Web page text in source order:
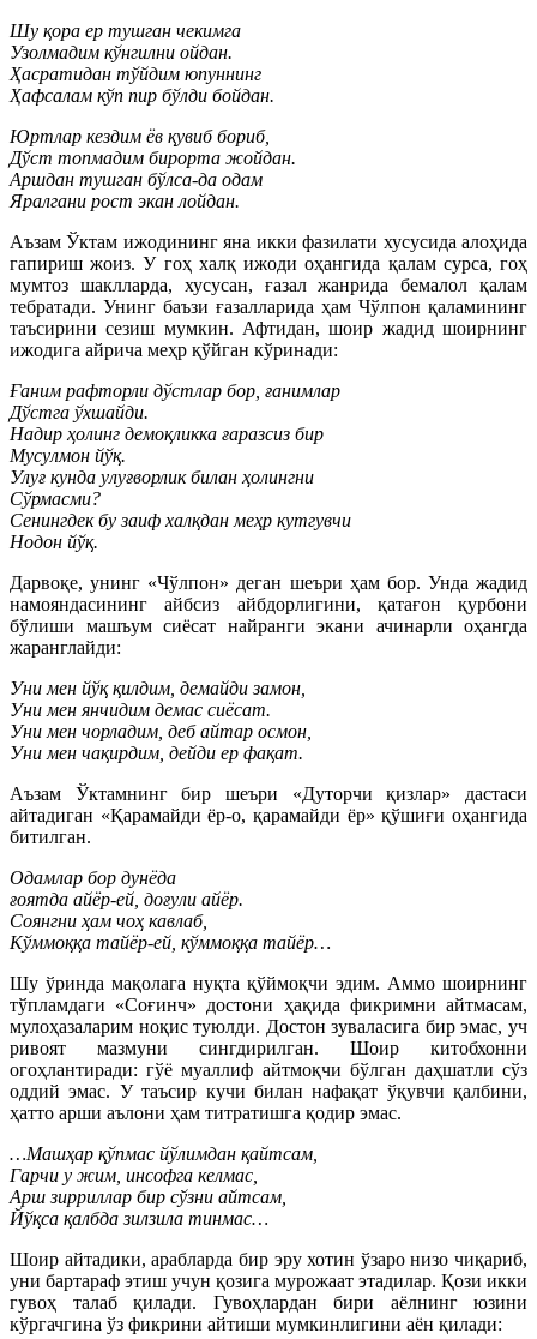
Шу қора ер тушган чекимга
Узолмадим кўнгилни ойдан.
Ҳасратидан тўйдим юпуннинг
Ҳафсалам кўп пир бўлди бойдан.
Юртлар кездим ёв қувиб бориб,
Дўст топмадим бирорта жойдан.
Аршдан тушган бўлса-да одам
Яралгани рост экан лойдан.
Аъзам Ўктам ижодининг яна икки фазилати хусусида алоҳида
гапириш жоиз. У гоҳ халқ ижоди оҳангида қалам сурса, гоҳ
мумтоз шаклларда, хусусан, ғазал жанрида бемалол қалам
тебратади. Унинг баъзи ғазалларида ҳам Чўлпон қаламининг
таъсирини сезиш мумкин. Афтидан, шоир жадид шоирнинг
ижодига айрича меҳр қўйган кўринади:
Ғаним рафторли дўстлар бор, ғанимлар
Дўстга ўхшайди.
Надир ҳолинг демоқликка ғаразсиз бир
Мусулмон йўқ.
Улуғ кунда улуғворлик билан ҳолингни
Сўрмасми?
Сенингдек бу заиф халқдан меҳр кутгувчи
Нодон йўқ.
Дарвоқе, унинг «Чўлпон» деган шеъри ҳам бор. Унда жадид
намояндасининг айбсиз айбдорлигини, қатағон қурбони
бўлиши машъум сиёсат найранги экани ачинарли оҳангда
жаранглайди:
Уни мен йўқ қилдим, демайди замон,
Уни мен янчидим демас сиёсат.
Уни мен чорладим, деб айтар осмон,
Уни мен чақирдим, дейди ер фақат.
Аъзам Ўктамнинг бир шеъри «Дуторчи қизлар» дастаси
айтадиган «Қарамайди ёр-о, қарамайди ёр» қўшиғи оҳангида
битилган.
Одамлар бор дунёда
ғоятда айёр-ей, доғули айёр.
Соянгни ҳам чоҳ кавлаб,
Кўммоққа тайёр-ей, кўммоққа тайёр…
Шу ўринда мақолага нуқта қўймоқчи эдим. Аммо шоирнинг
тўпламдаги «Соғинч» достони ҳақида фикримни айтмасам,
мулоҳазаларим ноқис туюлди. Достон зуваласига бир эмас, уч
ривоят мазмуни сингдирилган. Шоир китобхонни
огоҳлантиради: гўё муаллиф айтмоқчи бўлган даҳшатли сўз
оддий эмас. У таъсир кучи билан нафақат ўқувчи қалбини,
ҳатто арши аълони ҳам титратишга қодир эмас.
…Машҳар қўпмас йўлимдан қайтсам,
Гарчи у жим, инсофга келмас,
Арш зирриллар бир сўзни айтсам,
Йўқса қалбда зилзила тинмас…
Шоир айтадики, арабларда бир эру хотин ўзаро низо чиқариб,
уни бартараф этиш учун қозига мурожаат этадилар. Қози икки
гувоҳ талаб қилади. Гувоҳлардан бири аёлнинг юзини
кўргачгина ўз фикрини айтиши мумкинлигини аён қилади: